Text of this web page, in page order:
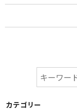
カテゴリー